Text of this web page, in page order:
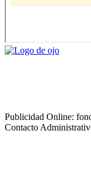
Publicidad Online:
Contacto